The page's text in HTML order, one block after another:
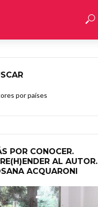
por países
POR CONOCER.
AL AUTOR.
ACQUARONI